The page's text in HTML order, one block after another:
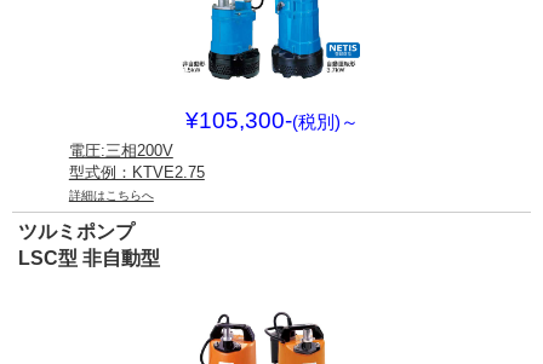
¥105,300-(税別) ～
電圧:三相200V
型式例：KTVE2.75
詳細はこちらへ
ツルミポンプ
LSC型 非自動型